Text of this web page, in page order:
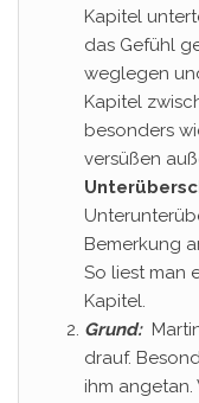
Kapitel
das Gefühl
weglegen
Kapitel
besonders
versüßen
Bemerkung
So liest man
Kapitel.
Grund:
drauf.
ihm